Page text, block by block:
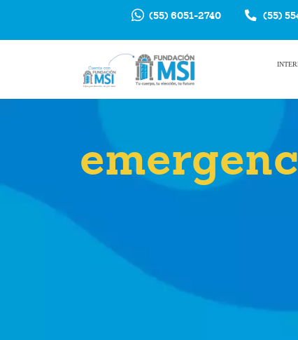
(55) 6051-2740 (55)